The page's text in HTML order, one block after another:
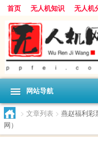
首页 无人机知识 无人机
网站导航
> 文章列表 > 燕赵福利彩
网）